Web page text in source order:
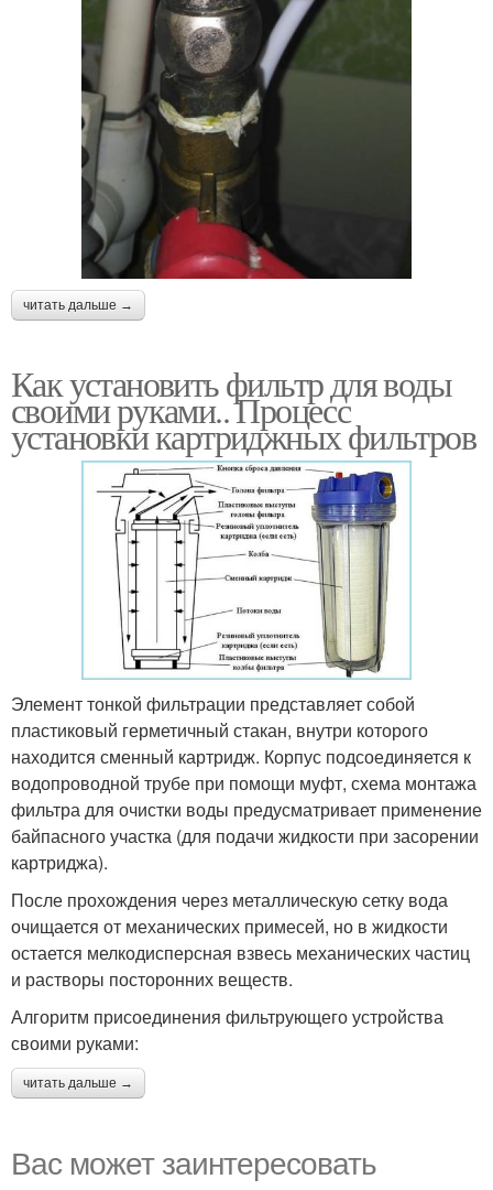
читать дальше →
Как установить фильтр для воды
своими руками.. Процесс
установки картриджных фильтров
Элемент тонкой фильтрации представляет собой
пластиковый герметичный стакан, внутри которого
находится сменный картридж. Корпус подсоединяется к
водопроводной трубе при помощи муфт, схема монтажа
фильтра для очистки воды предусматривает применение
байпасного участка (для подачи жидкости при засорении
картриджа).
После прохождения через металлическую сетку вода
очищается от механических примесей, но в жидкости
остается мелкодисперсная взвесь механических частиц
и растворы посторонних веществ.
Алгоритм присоединения фильтрующего устройства
своими руками:
читать дальше →
Вас может заинтересовать